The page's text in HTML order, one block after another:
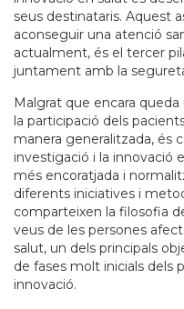
seus destinataris. Aquest
aconseguir una atenció
actualment, és el tercer
juntament amb la
Malgrat que encara
la participació dels
manera generalitzada, és
investigació i la innovació
més encoratjada i
diferents iniciatives i
comparteixen la filosofia
veus de les persones
salut, un dels principals
de fases molt inicials dels
innovació.